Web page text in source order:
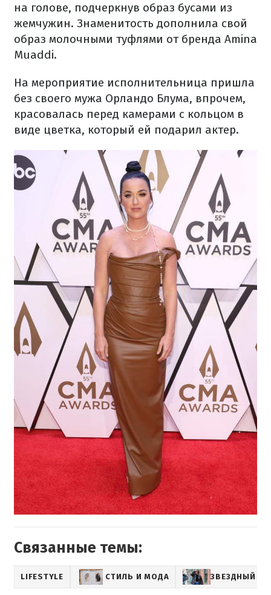
на голове, подчеркнув образ бусами из
жемчужин. Знаменитость дополнила свой
образ молочными туфлями от бренда Amina
Muaddi.
На мероприятие исполнительница пришла
без своего мужа Орландо Блума, впрочем,
красовалась перед камерами с кольцом в
виде цветка, который ей подарил актер.
Связанные темы:
LIFESTYLE СТИЛЬ И МОДА ЗВЕЗДНЫЙ